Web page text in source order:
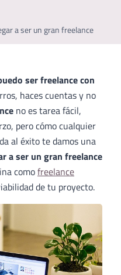
a ser un gran freelance
ser freelance con
haces cuentas y no
no es tarea fácil,
pero cómo cualquier
al éxito te damos una
a ser un gran freelance
comofreelance
de tu proyecto.